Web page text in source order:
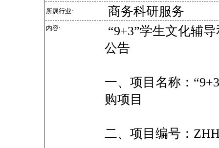
所属行业: 商务科研服务
内容:
“9+3”学生文化辅
公告
一、项目名称：
购项目
二、项目编号：